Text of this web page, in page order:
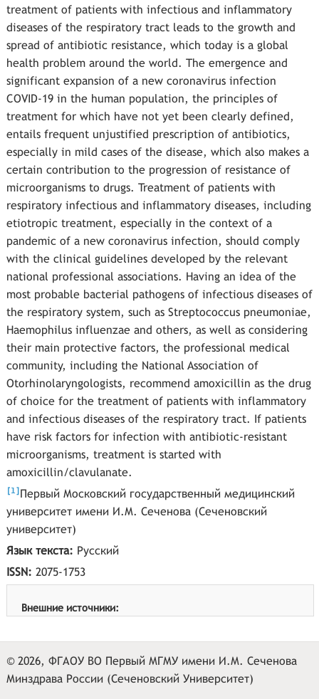
treatment of patients with infectious and inflammatory
diseases of the respiratory tract leads to the growth and
spread of antibiotic resistance, which today is a global
health problem around the world. The emergence and
significant expansion of a new coronavirus infection
COVID-19 in the human population, the principles of
treatment for which have not yet been clearly defined,
entails frequent unjustified prescription of antibiotics,
especially in mild cases of the disease, which also makes a
certain contribution to the progression of resistance of
microorganisms to drugs. Treatment of patients with
respiratory infectious and inflammatory diseases, including
etiotropic treatment, especially in the context of a
pandemic of a new coronavirus infection, should comply
with the clinical guidelines developed by the relevant
national professional associations. Having an idea of the
most probable bacterial pathogens of infectious diseases of
the respiratory system, such as Streptococcus pneumoniae,
Haemophilus influenzae and others, as well as considering
their main protective factors, the professional medical
community, including the National Association of
Otorhinolaryngologists, recommend amoxicillin as the drug
of choice for the treatment of patients with inflammatory
and infectious diseases of the respiratory tract. If patients
have risk factors for infection with antibiotic-resistant
microorganisms, treatment is started with
amoxicillin/clavulanate.
[1]Первый Московский государственный медицинский
университет имени И.М. Сеченова (Сеченовский
университет)
Язык текста: Русский
ISSN: 2075-1753
Внешние источники:
© 2026, ФГАОУ ВО Первый МГМУ имени И.М. Сеченова
Минздрава России (Сеченовский Университет)